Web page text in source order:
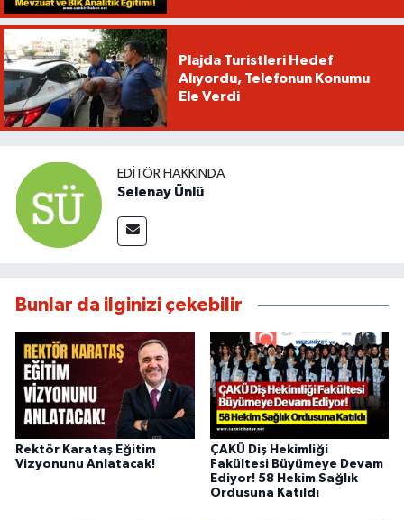
Plajda Turistleri Hedef
Alıyordu, Telefonun Konumu
Ele Verdi
EDITÖR HAKKINDA
Selenay Ünlü
Bunlar da ilginizi çekebilir
Rektör Karataş Eğitim
Vizyonunu Anlatacak!
ÇAKÜ Diş Hekimliği
Fakültesi Büyümeye Devam
Ediyor! 58 Hekim Sağlık
Ordusuna Katıldı